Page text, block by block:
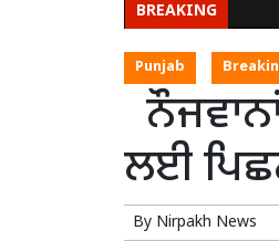
BREAKING
Punjab
ਲਈ
By Nirpakh News